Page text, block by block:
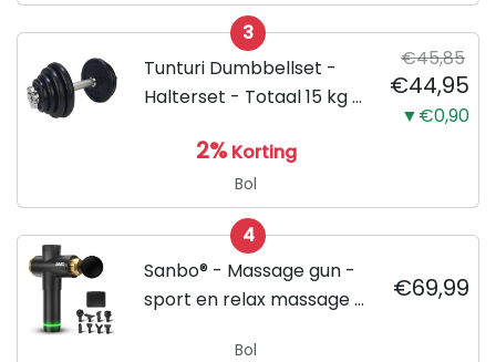
3
Tunturi Dumbbellset -
Halterset - Totaal 15 kg -
€45,85
€44,95
▼€0,90
2% Korting
Bol
4
Sanbo® - Massage gun -
sport en relax massage -
€69,99
Bol